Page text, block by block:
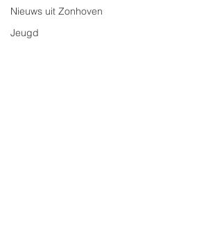
Nieuws uit Zonhoven
Jeugd